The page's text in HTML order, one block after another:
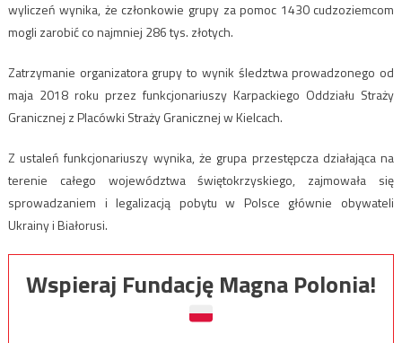
wyliczeń wynika, że członkowie grupy za pomoc 1430 cudzoziemcom
mogli zarobić co najmniej 286 tys. złotych.
Zatrzymanie organizatora grupy to wynik śledztwa prowadzonego od
maja 2018 roku przez funkcjonariuszy Karpackiego Oddziału Straży
Granicznej z Placówki Straży Granicznej w Kielcach.
Z ustaleń funkcjonariuszy wynika, że grupa przestępcza działająca na
terenie całego województwa świętokrzyskiego, zajmowała się
sprowadzaniem i legalizacją pobytu w Polsce głównie obywateli
Ukrainy i Białorusi.
Wspieraj Fundację Magna Polonia!